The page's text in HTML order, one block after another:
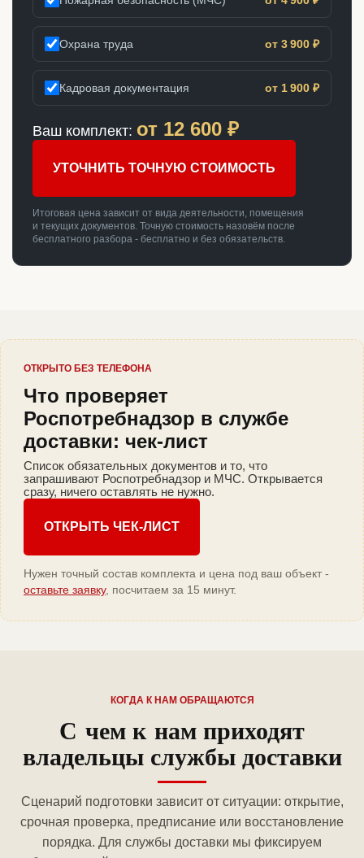
Охрана труда от 3 900 ₽
Кадровая документация от 1 900 ₽
Ваш комплект: от 12 600 ₽
УТОЧНИТЬ ТОЧНУЮ СТОИМОСТЬ
Итоговая цена зависит от вида деятельности, помещения
и текущих документов. Точную стоимость назовём после
бесплатного разбора - бесплатно и без обязательств.
ОТКРЫТО БЕЗ ТЕЛЕФОНА
Что проверяет
Роспотребнадзор в службе
доставки: чек-лист
Список обязательных документов и то, что
запрашивают Роспотребнадзор и МЧС. Открывается
сразу, ничего оставлять не нужно.
ОТКРЫТЬ ЧЕК-ЛИСТ
Нужен точный состав комплекта и цена под ваш объект -
оставьте заявку, посчитаем за 15 минут.
КОГДА К НАМ ОБРАЩАЮТСЯ
С чем к нам приходят
владельцы службы доставки
Сценарий подготовки зависит от ситуации: открытие,
срочная проверка, предписание или восстановление
порядка. Для службы доставки мы фиксируем